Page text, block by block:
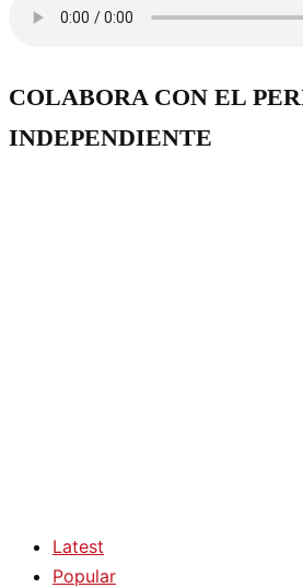
COLABORA CON EL
INDEPENDIENTE
Latest
Popular